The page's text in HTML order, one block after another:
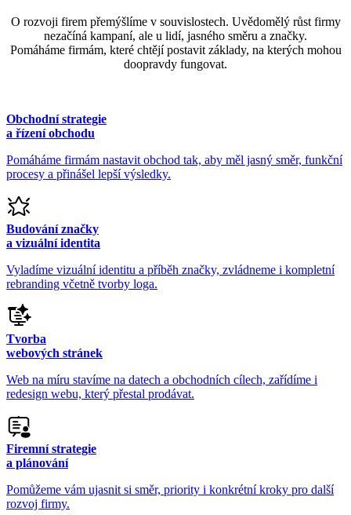
O rozvoji firem přemýšlíme v souvislostech. Uvědomělý růst firmy
nezačíná kampaní, ale u lidí, jasného směru a značky.
Pomáháme firmám, které chtějí postavit základy, na kterých mohou
doopravdy fungovat.
Obchodní strategie
a řízení obchodu
Pomáháme firmám nastavit obchod tak, aby měl jasný směr, funkční
procesy a přinášel lepší výsledky.
Budování značky
a vizuální identita
Vyladíme vizuální identitu a příběh značky, zvládneme i kompletní
rebranding včetně tvorby loga.
Tvorba
webových stránek
Web na míru stavíme na datech a obchodních cílech, zařídíme i
redesign webu, který přestal prodávat.
Firemní strategie
a plánování
Pomůžeme vám ujasnit si směr, priority i konkrétní kroky pro další
rozvoj firmy.